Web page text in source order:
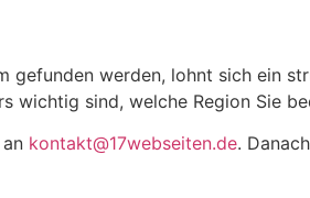
werden, lohnt sich ein
wichtig sind, welche Region Sie
kontakt@17webseiten.de.